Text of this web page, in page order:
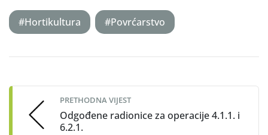
#Hortikultura #Povrćarstvo
navigation
PRETHODNA VIJEST
Odgođene radionice za operacije 4.1.1. i
6.2.1.